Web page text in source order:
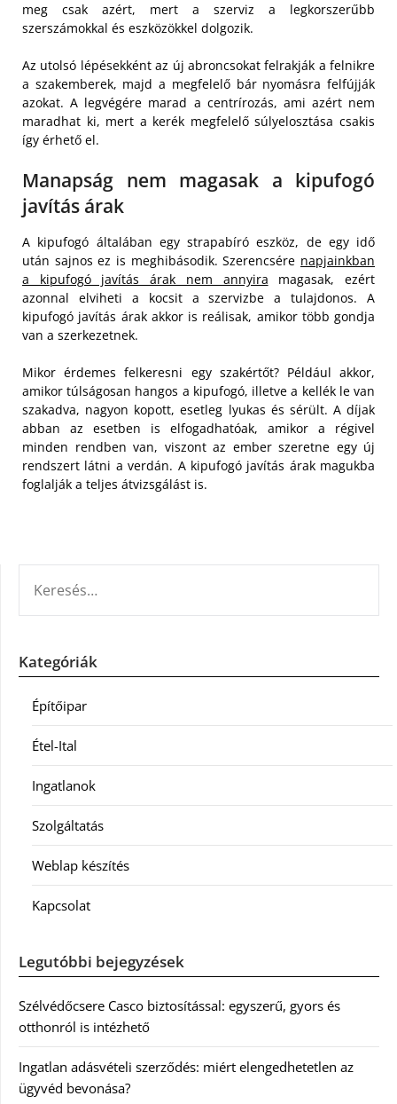
meg csak azért, mert a szerviz a legkorszerűbb
szerszámokkal és eszközökkel dolgozik.
Az utolsó lépésekként az új abroncsokat felrakják a felnikre
a szakemberek, majd a megfelelő bár nyomásra felfújják
azokat. A legvégére marad a centrírozás, ami azért nem
maradhat ki, mert a kerék megfelelő súlyelosztása csakis
így érhető el.
Manapság nem magasak a kipufogó
javítás árak
A kipufogó általában egy strapabíró eszköz, de egy idő
után sajnos ez is meghibásodik. Szerencsére napjainkban
a kipufogó javítás árak nem annyira magasak, ezért
azonnal elviheti a kocsit a szervizbe a tulajdonos. A
kipufogó javítás árak akkor is reálisak, amikor több gondja
van a szerkezetnek.
Mikor érdemes felkeresni egy szakértőt? Például akkor,
amikor túlságosan hangos a kipufogó, illetve a kellék le van
szakadva, nagyon kopott, esetleg lyukas és sérült. A díjak
abban az esetben is elfogadhatóak, amikor a régivel
minden rendben van, viszont az ember szeretne egy új
rendszert látni a verdán. A kipufogó javítás árak magukba
foglalják a teljes átvizsgálást is.
Kategóriák
Építőipar
Étel-Ital
Ingatlanok
Szolgáltatás
Weblap készítés
Kapcsolat
Legutóbbi bejegyzések
Szélvédőcsere Casco biztosítással: egyszerű, gyors és
otthonról is intézhető
Ingatlan adásvételi szerződés: miért elengedhetetlen az
ügyvéd bevonása?